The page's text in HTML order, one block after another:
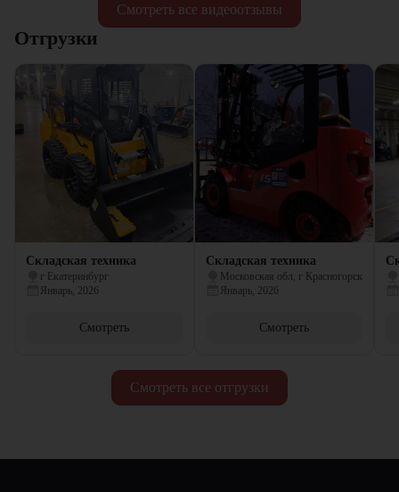
Смотреть все видеоотзывы
Смотреть все отгрузки
Отгрузки
Складская техника
г Екатеринбург
Январь, 2026
Смотреть
Складская техника
Московская обл, г Красногорск
Январь, 2026
Смотреть